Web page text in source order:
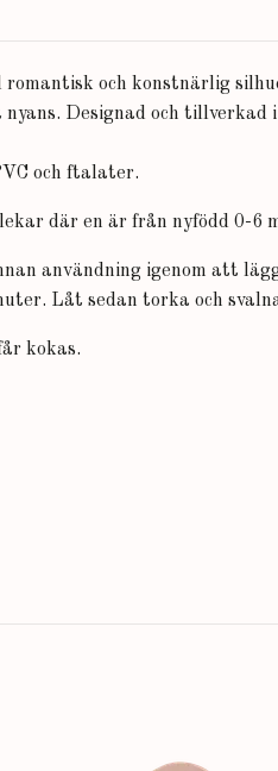
romantisk och konstnärlig
nyans. Designad och
och ftalater.
där en är från nyfödd 0-6
användning igenom att
Låt sedan torka och
kokas.